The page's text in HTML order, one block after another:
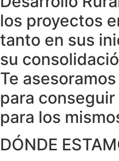
los proyectos
tanto en sus
su
Te
para
para los
DÓNDE